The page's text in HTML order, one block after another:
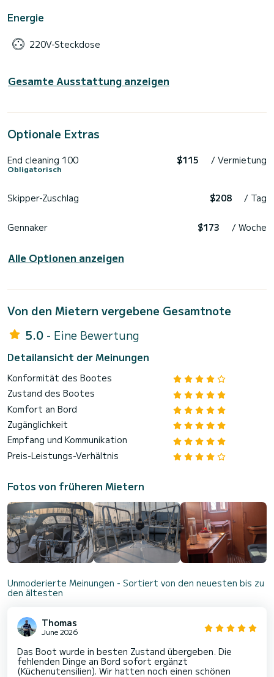
Energie
220V-Steckdose
Gesamte Ausstattung anzeigen
Optionale Extras
End cleaning 100
Obligatorisch
$115 / Vermietung
Skipper-Zuschlag $208 / Tag
Gennaker $173 / Woche
Alle Optionen anzeigen
Von den Mietern vergebene Gesamtnote
5.0 - Eine Bewertung
Detailansicht der Meinungen
Konformität des Bootes
Zustand des Bootes
Komfort an Bord
Zugänglichkeit
Empfang und Kommunikation
Preis-Leistungs-Verhältnis
Fotos von früheren Mietern
Unmoderierte Meinungen - Sortiert von den neuesten bis zu
den ältesten
Thomas
June 2026
Das Boot wurde in besten Zustand übergeben. Die
fehlenden Dinge an Bord sofort ergänzt
(Küchenutensilien). Wir hatten noch einen schönen